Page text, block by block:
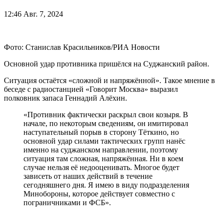
12:46 Авг. 7, 2024
Фото: Станислав Красильников/РИА Новости
Основной удар противника пришёлся на Суджанский район.
Ситуация остаётся «сложной и напряжённой». Такое мнение в
беседе с радиостанцией «Говорит Москва» выразил
полковник запаса Геннадий Алёхин.
«Противник фактически раскрыл свои козыря. В
начале, по некоторым сведениям, он имитировал
наступательный порыв в сторону Тёткино, но
основной удар силами тактических групп нанёс
именно на суджанском направлении, поэтому
ситуация там сложная, напряжённая. Ни в коем
случае нельзя её недооценивать. Многое будет
зависеть от наших действий в течение
сегодняшнего дня. Я имею в виду подразделения
Минобороны, которое действует совместно с
пограничниками и ФСБ».